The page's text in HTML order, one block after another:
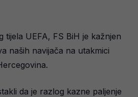
tijela UEFA, FS BiH je kažnjen
naših navijača na utakmici
da je razlog kazne paljenje